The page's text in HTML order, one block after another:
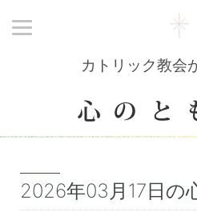
カトリック教会
2026年03月17日の